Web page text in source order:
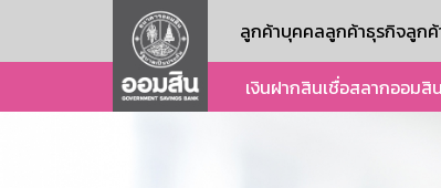
ลูกค้าบุคคลลูกค้าธุรกิจลูกค้
เงินฝากสินเชื่อสลากออมสิน